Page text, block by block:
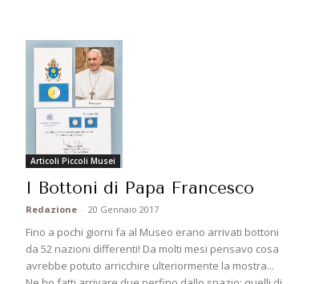
Articoli Piccoli Musei
I Bottoni di Papa Francesco
Redazione - 20 Gennaio 2017
Fino a pochi giorni fa al Museo erano arrivati bottoni
da 52 nazioni differenti! Da molti mesi pensavo cosa
avrebbe potuto arricchire ulteriormente la mostra...